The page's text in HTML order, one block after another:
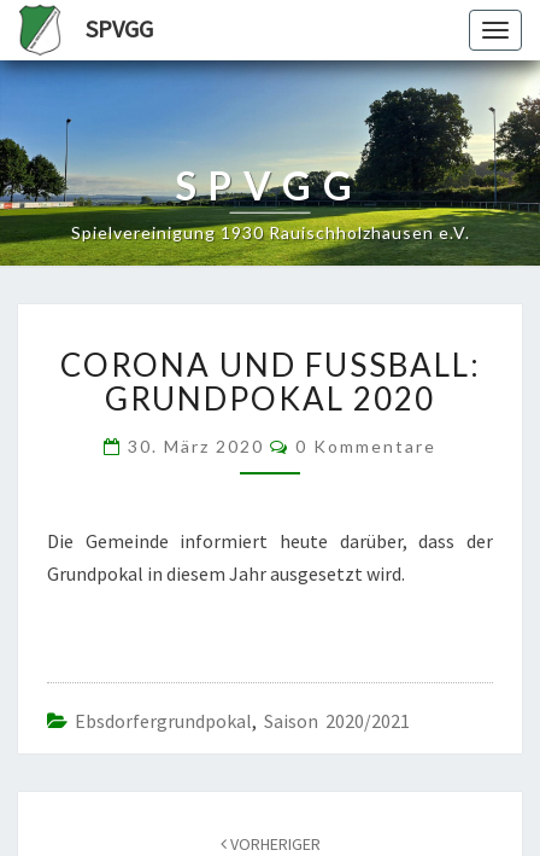
SPVGG
SPVGG
Spielvereinigung 1930 Rauischholzhausen e.V.
UND
FUSSBALL:
GRUNDPOKAL
2020
CORONA UND FUSSBALL:
GRUNDPOKAL 2020
30. März 2020 Kommentare
0 Kommentare
Die Gemeinde informiert heute darüber, dass der
Grundpokal in diesem Jahr ausgesetzt wird.
Ebsdorfergrundpokal, Saison 2020/2021
VORHERIGER